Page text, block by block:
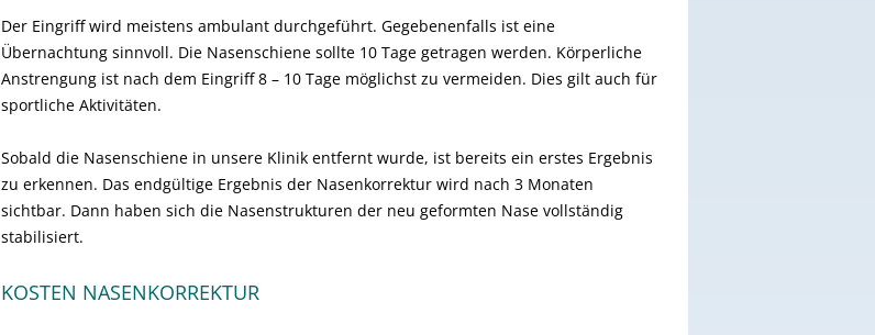
Der Eingriff wird meistens ambulant durchgeführt. Gegebenenfalls ist eine
Übernachtung sinnvoll. Die Nasenschiene sollte 10 Tage getragen werden. Körperliche
Anstrengung ist nach dem Eingriff 8 – 10 Tage möglichst zu vermeiden. Dies gilt auch für
sportliche Aktivitäten.
Sobald die Nasenschiene in unsere Klinik entfernt wurde, ist bereits ein erstes Ergebnis
zu erkennen. Das endgültige Ergebnis der Nasenkorrektur wird nach 3 Monaten
sichtbar. Dann haben sich die Nasenstrukturen der neu geformten Nase vollständig
stabilisiert.
KOSTEN NASENKORREKTUR